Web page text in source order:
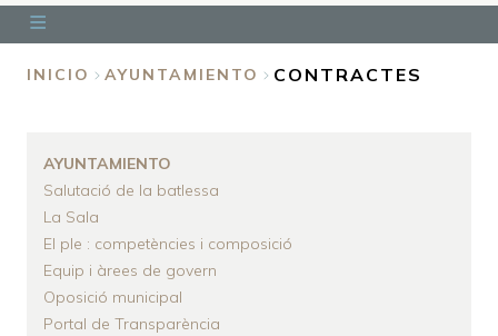
DE
AYUDA
A
LA
NAVEGACIÓN
INICIO AYUNTAMIENTO CONTRACTES
AYUNTAMIENTO
Salutació de la batlessa
La Sala
El ple : competències i composició
Equip i àrees de govern
Oposició municipal
Portal de Transparència